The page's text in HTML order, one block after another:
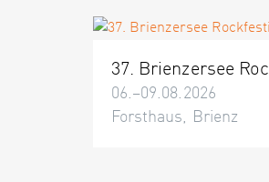
37. Brienzersee
06.–09.08.2026
Forsthaus, Brienz